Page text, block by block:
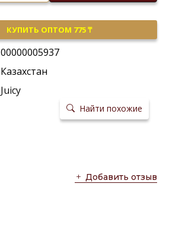
КУПИТЬ ОПТОМ 775 ₸
00000005937
Казахстан
Juicy
Найти похожие
Добавить отзыв